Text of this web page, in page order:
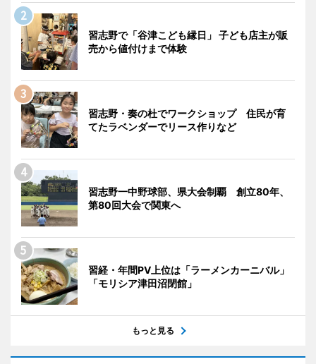
習志野で「谷津こども縁日」 子ども店主が販
売から値付けまで体験
習志野・奏の杜でワークショップ 住民が育
てたラベンダーでリース作りなど
習志野一中野球部、県大会制覇 創立80年、
第80回大会で関東へ
習経・年間PV上位は「ラーメンカーニバル」
「モリシア津田沼閉館」
もっと見る